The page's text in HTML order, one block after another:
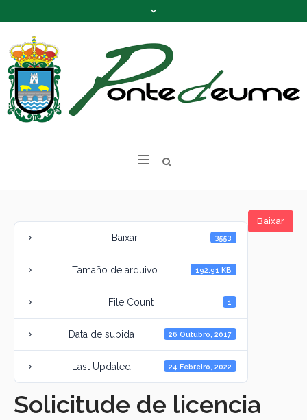
Baixar
Baixar 3553
Tamaño de arquivo 192.91 KB
File Count 1
Data de subida 26 Outubro, 2017
Last Updated 24 Febreiro, 2022
Solicitude de licencia